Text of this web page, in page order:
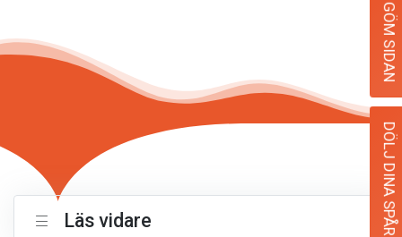
Läs vidare
GÖM SIDAN
DÖLJ DINA SPÅR